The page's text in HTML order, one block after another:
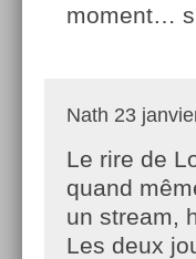
moment…
Nath 23
Le rire de
quand
un stream,
Les deux